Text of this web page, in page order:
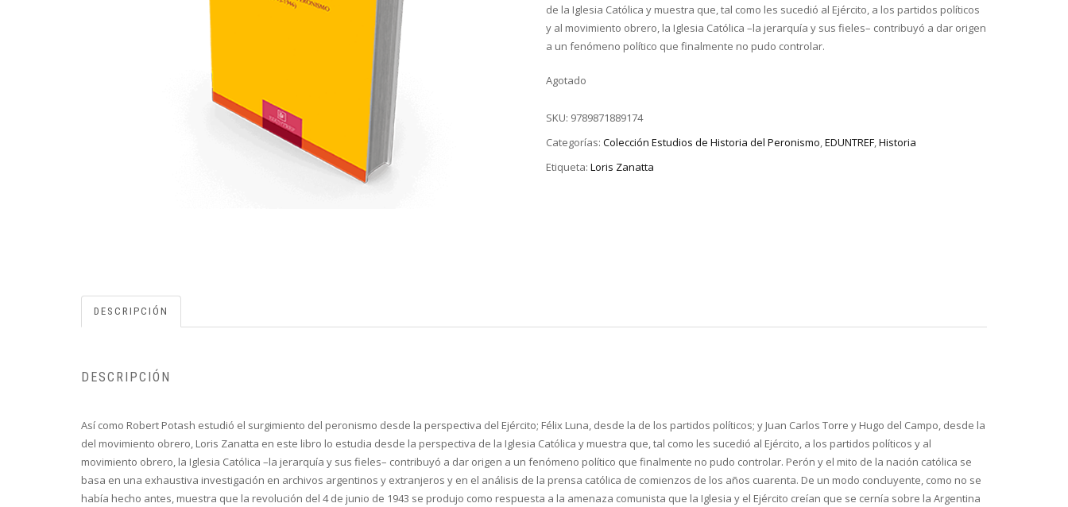
de la Iglesia Católica y muestra que, tal como les sucedió al Ejército, a los partidos políticos
y al movimiento obrero, la Iglesia Católica –la jerarquía y sus fieles– contribuyó a dar origen
a un fenómeno político que finalmente no pudo controlar.
Agotado
SKU: 9789871889174
Categorías: Colección Estudios de Historia del Peronismo,EDUNTREF,Historia
Etiqueta: Loris Zanatta
DESCRIPCIÓN
DESCRIPCIÓN
Así como Robert Potash estudió el surgimiento del peronismo desde la perspectiva del Ejército; Félix Luna, desde la de los partidos políticos; y Juan Carlos Torre y Hugo del Campo, desde la
del movimiento obrero, Loris Zanatta en este libro lo estudia desde la perspectiva de la Iglesia Católica y muestra que, tal como les sucedió al Ejército, a los partidos políticos y al
movimiento obrero, la Iglesia Católica –la jerarquía y sus fieles– contribuyó a dar origen a un fenómeno político que finalmente no pudo controlar. Perón y el mito de la nación católica se
basa en una exhaustiva investigación en archivos argentinos y extranjeros y en el análisis de la prensa católica de comienzos de los años cuarenta. De un modo concluyente, como no se
había hecho antes, muestra que la revolución del 4 de junio de 1943 se produjo como respuesta a la amenaza comunista que la Iglesia y el Ejército creían que se cernía sobre la Argentina